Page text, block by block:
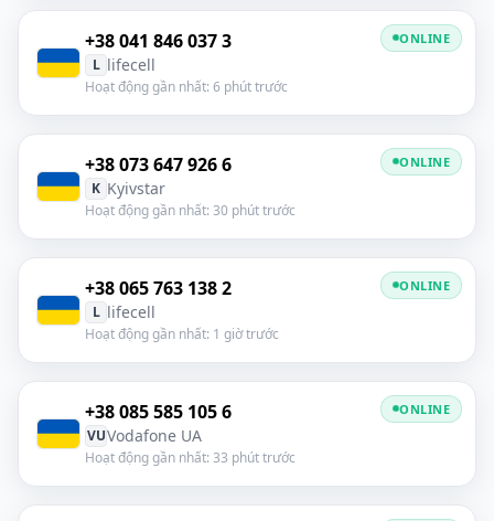
+38 041 846 037 3
L lifecell
Hoạt động gần nhất: 6 phút trước
ONLINE
+38 073 647 926 6
K Kyivstar
Hoạt động gần nhất: 30 phút trước
ONLINE
+38 065 763 138 2
L lifecell
Hoạt động gần nhất: 1 giờ trước
ONLINE
+38 085 585 105 6
VUVodafone UA
Hoạt động gần nhất: 33 phút trước
ONLINE